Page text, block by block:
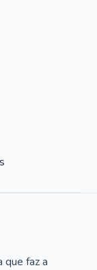
que faz a